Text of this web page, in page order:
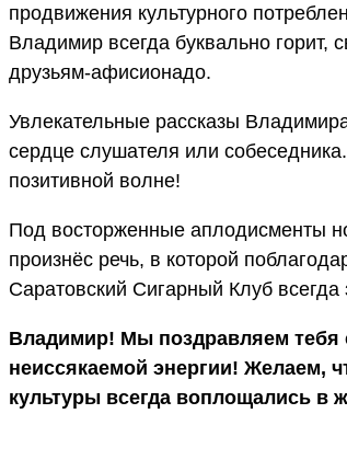
продвижения культурного
Владимир всегда буквально горит,
друзьям-афисионадо.
Увлекательные рассказы
сердце слушателя или
позитивной волне!
Под восторженные аплодисменты
произнёс речь, в которой
Саратовский Сигарный Клуб
Владимир! Мы поздравляем тебя
неиссякаемой энергии! Желаем,
культуры всегда воплощались в